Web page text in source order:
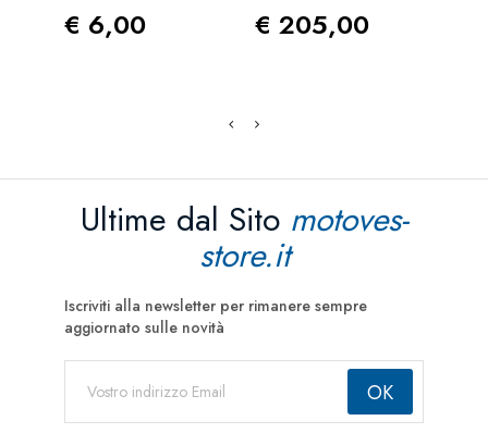
Prezzo
€ 6,00 Prezzo
€ 205,00
Ultime dal Sito motoves-
store.it
Iscriviti alla newsletter per rimanere sempre
aggiornato sulle novità